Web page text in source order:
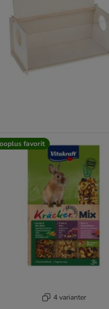
favorit
4 varianter